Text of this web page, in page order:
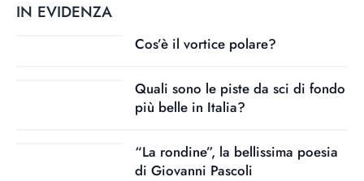
IN EVIDENZA
Cos’è il vortice polare?
Quali sono le piste da sci di fondo
più belle in Italia?
“La rondine”, la bellissima poesia
di Giovanni Pascoli